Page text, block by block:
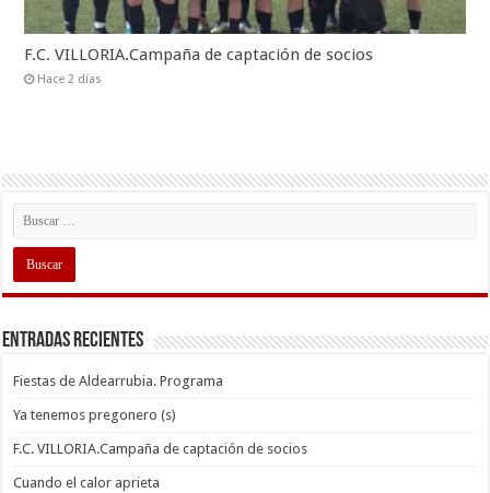
F.C. VILLORIA.Campaña de captación de socios
Hace 2 días
Entradas recientes
Fiestas de Aldearrubia. Programa
Ya tenemos pregonero (s)
F.C. VILLORIA.Campaña de captación de socios
Cuando el calor aprieta